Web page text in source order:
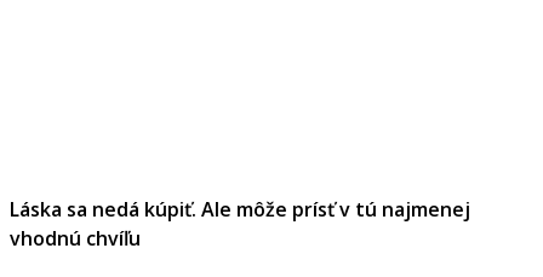
Láska sa nedá kúpiť. Ale môže prísť v tú najmenej
vhodnú chvíľu